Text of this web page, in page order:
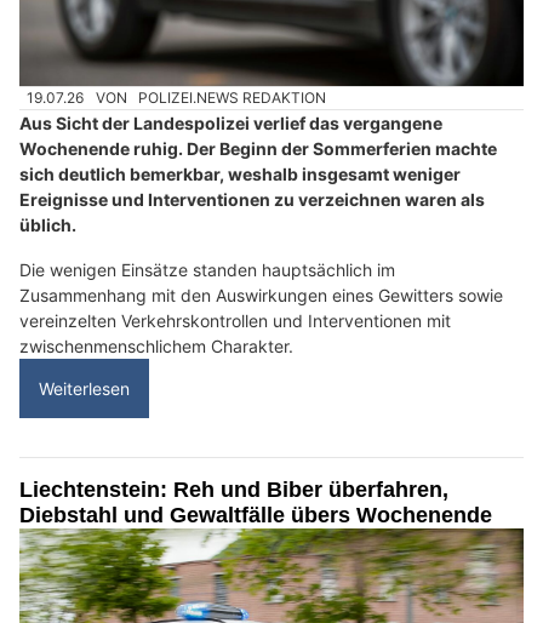
19.07.26 VON POLIZEI.NEWS REDAKTION
Aus Sicht der Landespolizei verlief das vergangene
Wochenende ruhig. Der Beginn der Sommerferien machte
sich deutlich bemerkbar, weshalb insgesamt weniger
Ereignisse und Interventionen zu verzeichnen waren als
üblich.
Die wenigen Einsätze standen hauptsächlich im
Zusammenhang mit den Auswirkungen eines Gewitters sowie
vereinzelten Verkehrskontrollen und Interventionen mit
zwischenmenschlichem Charakter.
Weiterlesen
Liechtenstein: Reh und Biber überfahren,
Diebstahl und Gewaltfälle übers Wochenende